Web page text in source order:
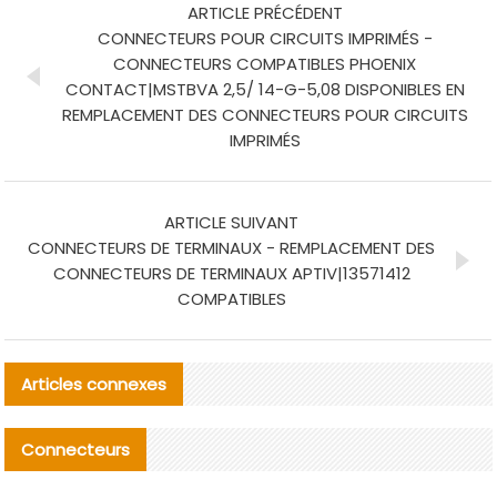
ARTICLE PRÉCÉDENT
CONNECTEURS POUR CIRCUITS IMPRIMÉS -
CONNECTEURS COMPATIBLES PHOENIX
CONTACT|MSTBVA 2,5/ 14-G-5,08 DISPONIBLES EN
REMPLACEMENT DES CONNECTEURS POUR CIRCUITS
IMPRIMÉS
ARTICLE SUIVANT
CONNECTEURS DE TERMINAUX - REMPLACEMENT DES
CONNECTEURS DE TERMINAUX APTIV|13571412
COMPATIBLES
Articles connexes
Connecteurs